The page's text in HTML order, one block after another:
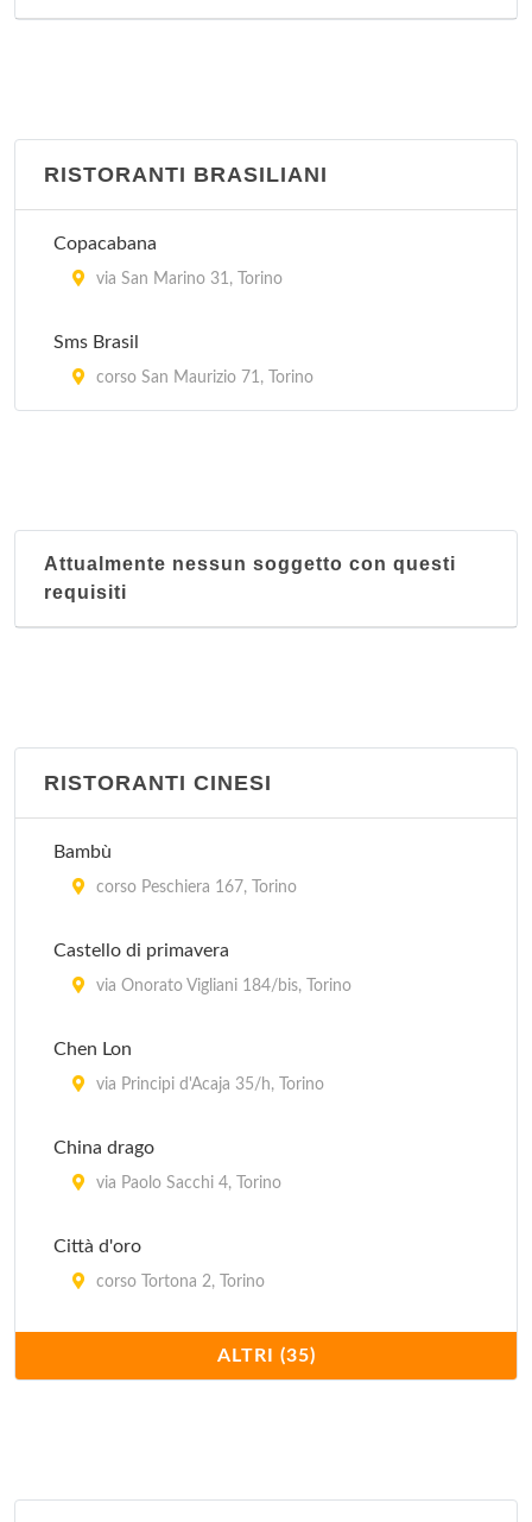
RISTORANTI BRASILIANI
Copacabana
via San Marino 31, Torino
Sms Brasil
corso San Maurizio 71, Torino
Attualmente nessun soggetto con questi
requisiti
RISTORANTI CINESI
Bambù
corso Peschiera 167, Torino
Castello di primavera
via Onorato Vigliani 184/bis, Torino
Chen Lon
via Principi d'Acaja 35/h, Torino
China drago
via Paolo Sacchi 4, Torino
Città d'oro
corso Tortona 2, Torino
corso Moncalieri 216/c, Torino
ALTRI (35)